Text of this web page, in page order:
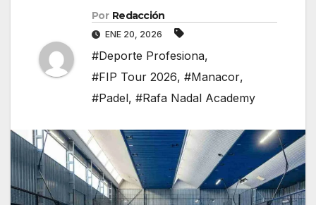
Por Redacción
ENE 20, 2026
#Deporte Profesiona,
#FIP Tour 2026, #Manacor,
#Padel, #Rafa Nadal Academy